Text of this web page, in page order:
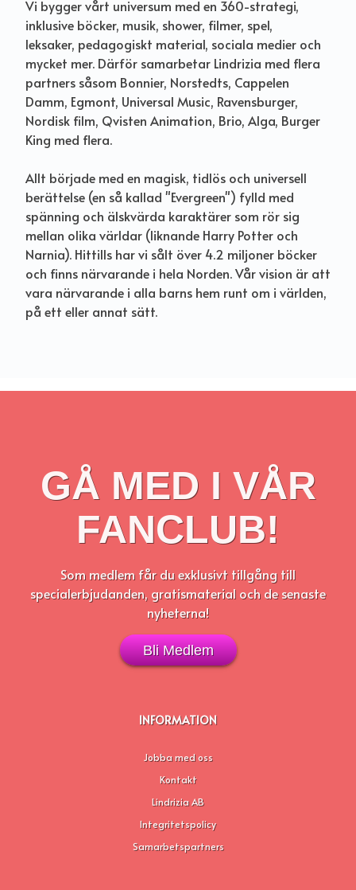
Vi bygger vårt universum med en 360-strategi,
inklusive böcker, musik, shower, filmer, spel,
leksaker, pedagogiskt material, sociala medier och
mycket mer. Därför samarbetar Lindrizia med flera
partners såsom Bonnier, Norstedts, Cappelen
Damm, Egmont, Universal Music, Ravensburger,
Nordisk film, Qvisten Animation, Brio, Alga, Burger
King med flera.
Allt började med en magisk, tidlös och universell
berättelse (en så kallad "Evergreen") fylld med
spänning och älskvärda karaktärer som rör sig
mellan olika världar (liknande Harry Potter och
Narnia). Hittills har vi sålt över 4.2 miljoner böcker
och finns närvarande i hela Norden. Vår vision är att
vara närvarande i alla barns hem runt om i världen,
på ett eller annat sätt.
GÅ MED I VÅR
FANCLUB!
Som medlem får du exklusivt tillgång till
specialerbjudanden, gratismaterial och de senaste
nyheterna!
Bli Medlem
INFORMATION
Jobba med oss
Kontakt
Lindrizia AB
Integritetspolicy
Samarbetspartners